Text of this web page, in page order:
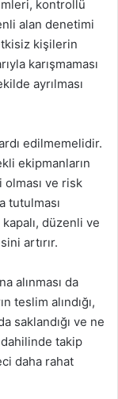
kontrollü
alan denetimi
kişilerin
karışmaması
ayrılması
edilmemelidir.
ekipmanların
ve risk
tutulması
düzenli ve
artırır.
alınması da
teslim alındığı,
saklandığı ve ne
takip
daha rahat